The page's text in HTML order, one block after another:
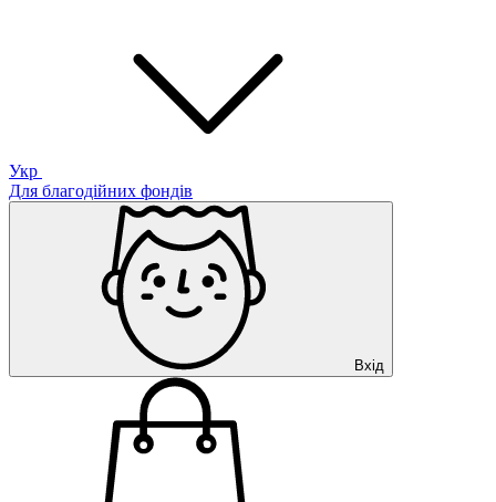
Укр
Для благодійних фондів
Вхід